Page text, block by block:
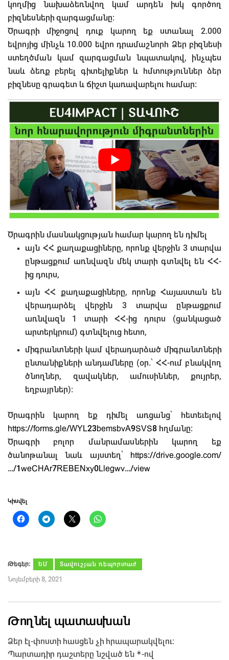
կողմից նախաձեռնվող կամ արդեն իսկ գործող
բիզնեսների զարգացմանը:
Ծրագրի միջոցով դուք կարող եք ստանալ 2.000
եվրոյից մինչև 10.000 եվրո դրամաշնորհ Ձեր բիզնեսի
ստեղծման կամ զարգացման նպատակով, ինչպես
նաև ձեռք բերել գիտելիքներ և հմտություններ ձեր
բիզնեսը գրագետ և ճիշտ կառավարելու համար:
Ծրագրին մասնակցության համար կարող են դիմել
այն ՀՀ քաղաքացիները, որոնք վերջին 3 տարվա
ընթացքում առնվազն մեկ տարի գտնվել են ՀՀ-
ից դուրս,
այն ՀՀ քաղաքացիները, որոնք Հայաստան են
վերադարձել վերջին 3 տարվա ընթացքում
առնվազն 1 տարի ՀՀ-ից դուրս (ցանկացած
արտերկրում) գտնվելուց հետո,
միգրանտների կամ վերադարձած միգրանտների
ընտանիքների անդամները (օր.՝ ՀՀ-ում բնակվող
ծնողներ, զավակներ, ամուսիններ, քույրեր,
եղբայրներ):
Ծրագրին կարող եք դիմել առցանց՝ հետեւելով
https://forms.gle/WYL23bemsbvA9SVS8 հղմանը։
Ծրագրի բոլոր մանրամասներին կարող եք
ծանոթանալ նաև այստեղ՝
https://drive.google.com/
…/1weCHAr7REBENxy0Llegwv…/view
Կիսվել
Թեգեր։ ԵՄ Տավուշյան ռեպորտաժ
Նոյեմբերի 8, 2021
Թողնել պատասխան
Ձեր էլ-փոստի հասցեն չի հրապարակվելու։
Պարտադիր դաշտերը նշված են *-ով